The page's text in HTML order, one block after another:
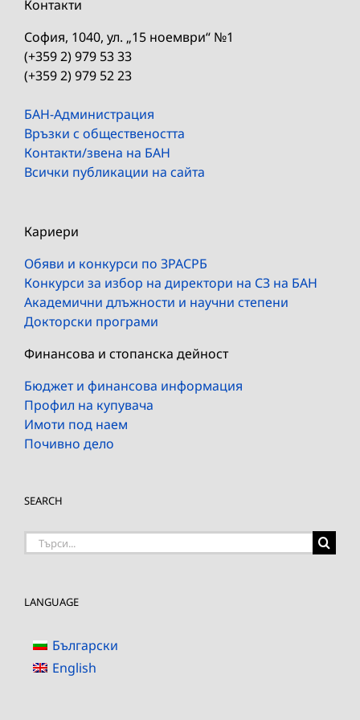
Контакти
София, 1040, ул. „15 ноември“ №1
(+359 2) 979 53 33
(+359 2) 979 52 23
БАН-Администрация
Връзки с обществеността
Контакти/звена на БАН
Всички публикации на сайта
Кариери
Обяви и конкурси по ЗРАСРБ
Конкурси за избор на директори на СЗ на БАН
Академични длъжности и научни степени
Докторски програми
Финансова и стопанска дейност
Бюджет и финансова информация
Профил на купувача
Имоти под наем
Почивно дело
SEARCH
Търсене
LANGUAGE
Български
English